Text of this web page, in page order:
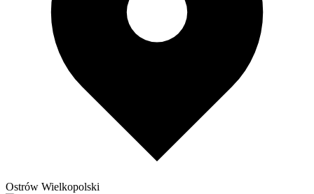
Ostrów Wielkopolski